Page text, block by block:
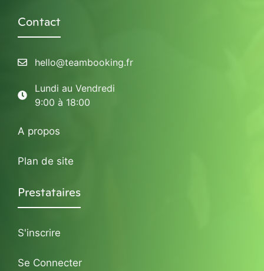
Contact
hello@teambooking.fr
Lundi au Vendredi
9:00 à 18:00
A propos
Plan de site
Prestataires
S'inscrire
Se Connecter